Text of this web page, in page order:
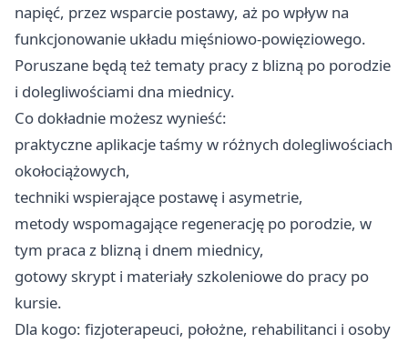
napięć, przez wsparcie postawy, aż po wpływ na
funkcjonowanie układu mięśniowo‑powięziowego.
Poruszane będą też tematy pracy z blizną po porodzie
i dolegliwościami dna miednicy.
Co dokładnie możesz wynieść:
praktyczne aplikacje taśmy w różnych dolegliwościach
okołociążowych,
techniki wspierające postawę i asymetrie,
metody wspomagające regenerację po porodzie, w
tym praca z blizną i dnem miednicy,
gotowy skrypt i materiały szkoleniowe do pracy po
kursie.
Dla kogo: fizjoterapeuci, położne, rehabilitanci i osoby